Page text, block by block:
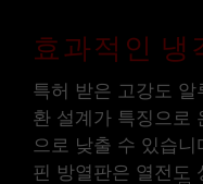
효과적인 냉
특허 받은 고강도
환 설계가 특징으로
으로 낮출 수 있습니
핀 방열판은 열전도